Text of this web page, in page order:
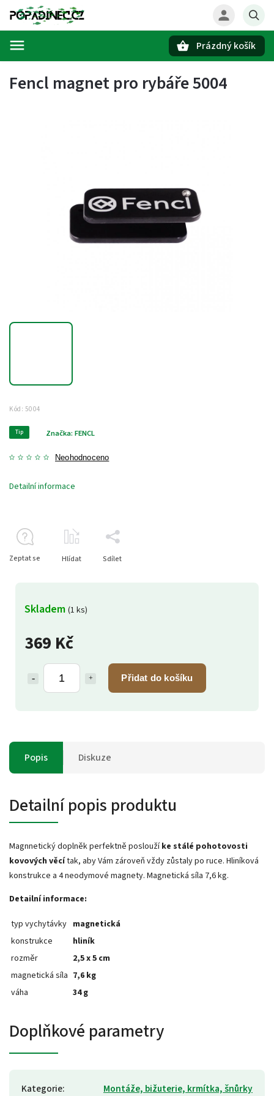
Prázdný košík
Fencl magnet pro rybáře 5004
Kód: 5004
Tip
Neohodnoceno
Značka: FENCL
369 Kč
Přidat do košíku
Skladem (1 ks)
Detailní informace
Zeptat se Hlídat Sdílet
Popis Diskuze
Detailní popis produktu
Magnnetický doplněk perfektně posloužíke stálé pohotovosti
kovových věcítak, aby Vám zároveň vždy zůstaly po ruce. Hliníková
konstrukce a 4 neodymové magnety. Magnetická síla 7,6 kg.
Detailní informace:
typ vychytávky magnetická
konstrukce
hliník
rozměr
2,5 x 5 cm
magnetická síla 7,6 kg
váha
34 g
Doplňkové parametry
Kategorie:
Montáže, bižuterie, krmítka, šnůrky